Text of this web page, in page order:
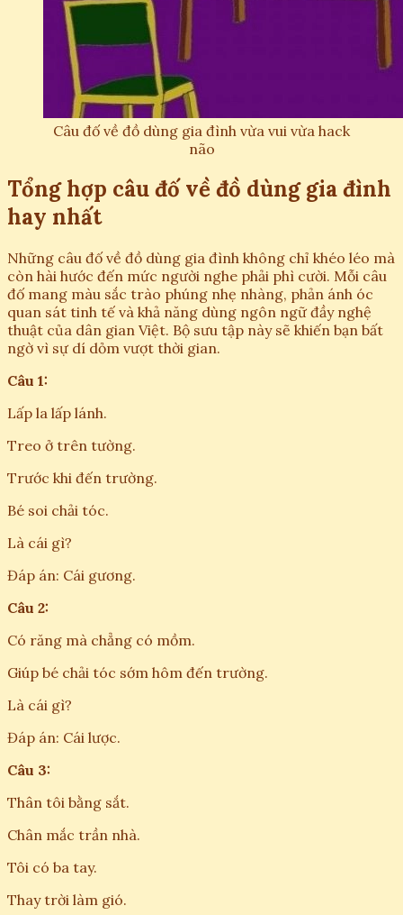
Câu đố về đồ dùng gia đình vừa vui vừa hack
não
Tổng hợp câu đố về đồ dùng gia đình
hay nhất
Những câu đố về đồ dùng gia đình không chỉ khéo léo mà
còn hài hước đến mức người nghe phải phì cười. Mỗi câu
đố mang màu sắc trào phúng nhẹ nhàng, phản ánh óc
quan sát tinh tế và khả năng dùng ngôn ngữ đầy nghệ
thuật của dân gian Việt. Bộ sưu tập này sẽ khiến bạn bất
ngờ vì sự dí dỏm vượt thời gian.
Câu 1:
Lấp la lấp lánh.
Treo ở trên tường.
Trước khi đến trường.
Bé soi chải tóc.
Là cái gì?
Đáp án: Cái gương.
Câu 2:
Có răng mà chẳng có mồm.
Giúp bé chải tóc sớm hôm đến trường.
Là cái gì?
Đáp án: Cái lược.
Câu 3:
Thân tôi bằng sắt.
Chân mắc trần nhà.
Tôi có ba tay.
Thay trời làm gió.